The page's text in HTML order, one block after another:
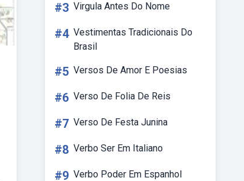
#3 Virgula Antes Do Nome
#4 Vestimentas Tradicionais Do
Brasil
#5 Versos De Amor E Poesias
#6 Verso De Folia De Reis
#7 Verso De Festa Junina
#8 Verbo Ser Em Italiano
#9 Verbo Poder Em Espanhol